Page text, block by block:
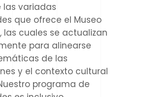
las variadas
que ofrece el Museo
las cuales se actualizan
para alinearse
de las
y el contexto cultural
programa de